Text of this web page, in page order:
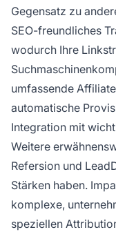
Gegensatz zu
SEO-freundliches
wodurch Ihre
umfassende
automatische
Integration mit
Weitere
Refersion und
Stärken haben.
komplexe,
speziellen